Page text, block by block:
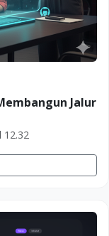
Jalur
12.32